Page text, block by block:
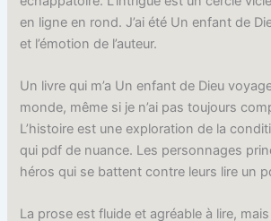
en ligne en rond. J’ai été Un enfant de
et l’émotion de l’auteur.
Un livre qui m’a Un enfant de Dieu
monde, même si je n’ai pas toujours
L’histoire est une exploration de la
qui pdf de nuance. Les personnages
héros qui se battent contre leurs lire un
La prose est fluide et agréable à lire,